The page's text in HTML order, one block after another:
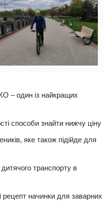
– один із найкращих
способи знайти нижчу ціну
яке також підійде для
транспорту в
начинки для заварних